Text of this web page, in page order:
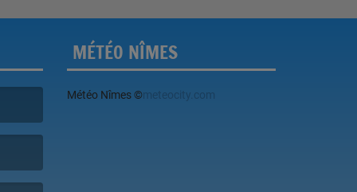
MÉTÉO NÎMES
Météo Nîmes©meteocity.com